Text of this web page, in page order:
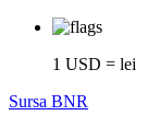
1 USD = lei
Sursa BNR